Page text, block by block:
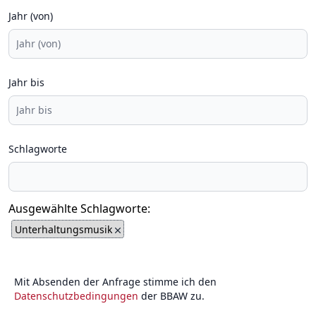
Jahr (von)
Jahr bis
Schlagworte
Ausgewählte Schlagworte:
Unterhaltungsmusik
Mit Absenden der Anfrage stimme ich den
Datenschutzbedingungen der BBAW zu.